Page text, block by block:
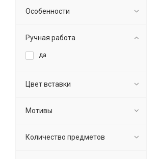
Особенности
Ручная работа
да
Цвет вставки
Мотивы
Количество предметов